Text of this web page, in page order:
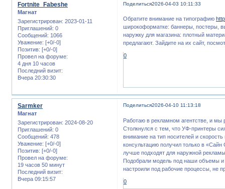
Поделиться2026-04-03 10:11:33
Fortnite_Fabeshe
Магнат
Зарегистрирован: 2023-01-11
Приглашений: 0
Сообщений: 1066
Уважение: [+0/-0]
Позитив: [+0/-0]
Провел на форуме:
4 дня 10 часов
Последний визит:
Вчера 20:30:30
Обратите внимание на типографию
широкоформатке: баннеры, постеры,
наружку для магазина: плотный
предлагают. Зайдите на их сайт,
0
Поделиться2026-04-10 11:13:18
Sarmker
Магнат
Зарегистрирован: 2024-08-20
Приглашений: 0
Сообщений: 478
Уважение: [+0/-0]
Позитив: [+0/-0]
Провел на форуме:
19 часов 50 минут
Последний визит:
Вчера 09:15:57
Работаю в рекламном агентстве, и мы
Столкнулся с тем, что УФ-принтеры
внимание на тип носителей и
консультацию получил только в
лучше подходят для наружной
Подобрали модель под наши объемы и
настроили под рабочие процессы, не
0